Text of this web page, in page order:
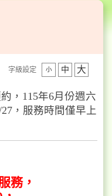
字級設定 小 中 大
，115年6月份週六
，服務時間僅早上
務，